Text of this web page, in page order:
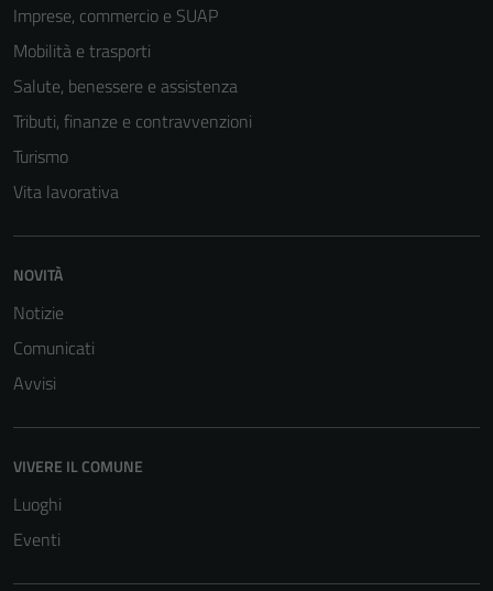
Imprese, commercio e SUAP
Mobilità e trasporti
Salute, benessere e assistenza
Tributi, finanze e contravvenzioni
Turismo
Vita lavorativa
NOVITÀ
Notizie
Comunicati
Avvisi
VIVERE IL COMUNE
Luoghi
Eventi